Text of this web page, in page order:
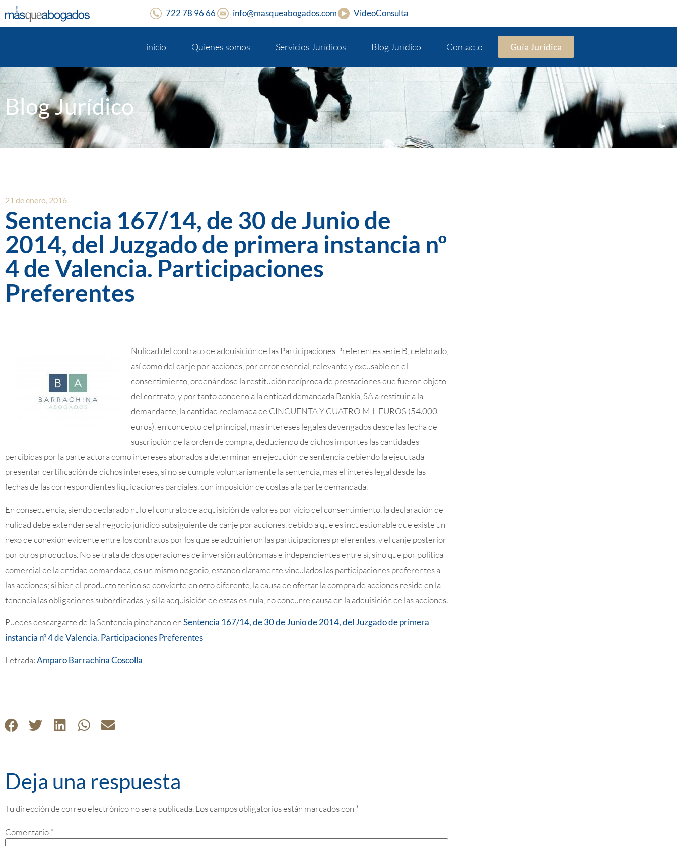
722 78 96 66 info@masqueabogados.com VideoConsulta
inicio Quienes somos Servicios Jurídicos Blog Jurídico Contacto Guía Jurídica
Blog Jurídico
21 de enero, 2016
Sentencia 167/14, de 30 de Junio de
2014, del Juzgado de primera instancia nº
4 de Valencia. Participaciones
Preferentes
Nulidad del contrato de adquisición de las Participaciones Preferentes serie B, celebrado,
así como del canje por acciones, por error esencial, relevante y excusable en el
consentimiento, ordenándose la restitución recíproca de prestaciones que fueron objeto
del contrato, y por tanto condeno a la entidad demandada Bankia, SA a restituir a la
demandante, la cantidad reclamada de CINCUENTA Y CUATRO MIL EUROS (54.000
euros), en concepto del principal, más intereses legales devengados desde las fecha de
suscripción de la orden de compra, deduciendo de dichos importes las cantidades
percibidas por la parte actora como intereses abonados a determinar en ejecución de sentencia debiendo la ejecutada
presentar certificación de dichos intereses, si no se cumple voluntariamente la sentencia, más el interés legal desde las
fechas de las correspondientes liquidaciones parciales, con imposición de costas a la parte demandada.
En consecuencia, siendo declarado nulo el contrato de adquisición de valores por vicio del consentimiento, la declaración de
nulidad debe extenderse al negocio jurídico subsiguiente de canje por acciones, debido a que es incuestionable que existe un
nexo de conexión evidente entre los contratos por los que se adquirieron las participaciones preferentes, y el canje posterior
por otros productos. No se trata de dos operaciones de inversión autónomas e independientes entre sí, sino que por política
comercial de la entidad demandada, es un mismo negocio, estando claramente vinculados las participaciones preferentes a
las acciones; si bien el producto tenido se convierte en otro diferente, la causa de ofertar la compra de acciones reside en la
tenencia las obligaciones subordinadas, y si la adquisición de estas es nula, no concurre causa en la adquisición de las acciones.
Puedes descargarte de la Sentencia pinchando enSentencia 167/14, de 30 de Junio de 2014, del Juzgado de primera
instancia nº 4 de Valencia. Participaciones Preferentes
Letrada:Amparo Barrachina Coscolla
Deja una respuesta
Tu dirección de correo electrónico no será publicada.Los campos obligatorios están marcados con *
Comentario*